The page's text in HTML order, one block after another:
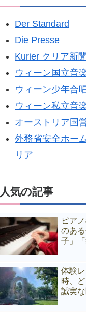
Der Standard
Die Presse
Kurier クリア新
ウィーン国立音
ウィーン少年合
ウィーン私立音
オーストリア国
外務省安全ホー
リア
人気の記事
ピア
のあ
子」「
体験
時、
誠実